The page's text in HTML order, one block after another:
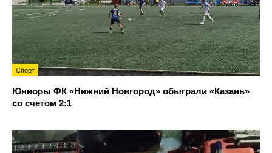
Спорт
Юниоры ФК «Нижний Новгород» обыграли «Казань»
со счетом 2:1